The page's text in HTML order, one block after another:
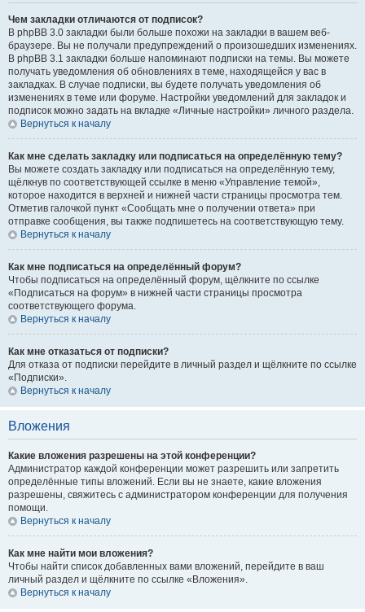
Чем закладки отличаются от подписок?
В phpBB 3.0 закладки были больше похожи на закладки в вашем веб-
браузере. Вы не получали предупреждений о произошедших изменениях.
В phpBB 3.1 закладки больше напоминают подписки на темы. Вы можете
получать уведомления об обновлениях в теме, находящейся у вас в
закладках. В случае подписки, вы будете получать уведомления об
изменениях в теме или форуме. Настройки уведомлений для закладок и
подписок можно задать на вкладке «Личные настройки» личного раздела.
Вернуться к началу
Как мне сделать закладку или подписаться на определённую тему?
Вы можете создать закладку или подписаться на определённую тему,
щёлкнув по соответствующей ссылке в меню «Управление темой»,
которое находится в верхней и нижней части страницы просмотра тем.
Отметив галочкой пункт «Сообщать мне о получении ответа» при
отправке сообщения, вы также подпишетесь на соответствующую тему.
Вернуться к началу
Как мне подписаться на определённый форум?
Чтобы подписаться на определённый форум, щёлкните по ссылке
«Подписаться на форум» в нижней части страницы просмотра
соответствующего форума.
Вернуться к началу
Как мне отказаться от подписки?
Для отказа от подписки перейдите в личный раздел и щёлкните по ссылке
«Подписки».
Вернуться к началу
Вложения
Какие вложения разрешены на этой конференции?
Администратор каждой конференции может разрешить или запретить
определённые типы вложений. Если вы не знаете, какие вложения
разрешены, свяжитесь с администратором конференции для получения
помощи.
Вернуться к началу
Как мне найти мои вложения?
Чтобы найти список добавленных вами вложений, перейдите в ваш
личный раздел и щёлкните по ссылке «Вложения».
Вернуться к началу